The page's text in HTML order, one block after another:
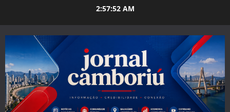
2:57:53 AM